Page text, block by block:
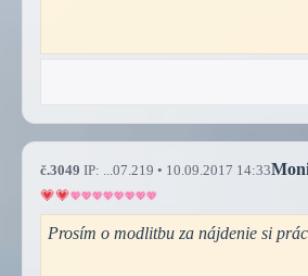
č.3049 IP: ...07.219 • 10.09.2017 14:33
Prosím o modlitbu za nájdenie si